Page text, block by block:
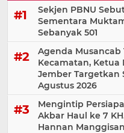
Sekjen PBNU
Sementara
Sebanyak 501
Agenda Musancab
Kecamatan, Ketua
Jember Targetkan
Agustus 2026
Mengintip
Akbar Haul ke 7
Hannan